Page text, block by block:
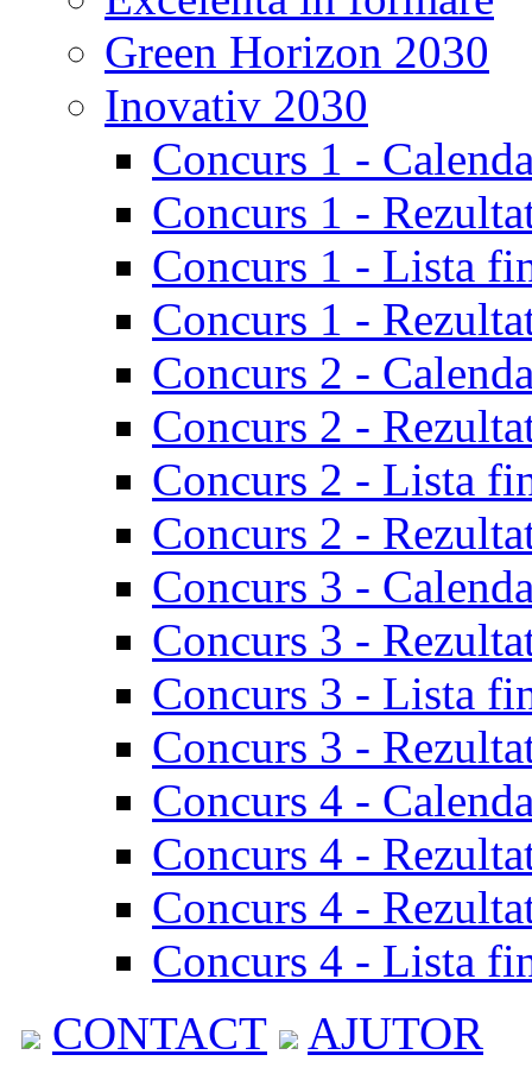
Green Horizon 2030
Inovativ 2030
Concurs 1 -
Concurs 1 -
Concurs 1 - Lista
Concurs 1 -
Concurs 2 -
Concurs 2 -
Concurs 2 - Lista
Concurs 2 -
Concurs 3 -
Concurs 3 -
Concurs 3 - Lista
Concurs 3 -
Concurs 4 -
Concurs 4 -
Concurs 4 -
Concurs 4 - Lista
CONTACT
AJUTOR